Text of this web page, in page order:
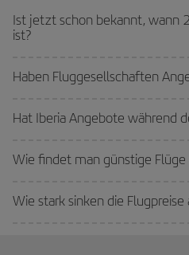
Ist jetzt schon bekannt, wann
ist?
Haben Fluggesellschaften
Hat Iberia Angebote während
Wie findet man günstige Flüge
Wie stark sinken die Flugpreise